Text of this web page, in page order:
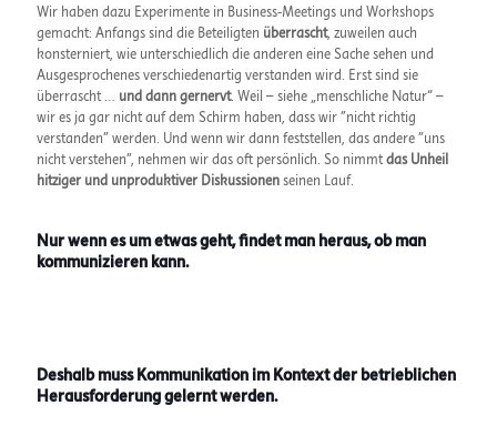
Wir haben dazu Experimente in Business-Meetings und Workshops
gemacht: Anfangs sind die Beteiligten überrascht, zuweilen auch
konsterniert, wie unterschiedlich die anderen eine Sache sehen und
Ausgesprochenes verschiedenartig verstanden wird. Erst sind sie
überrascht … und dann gernervt. Weil – siehe „menschliche Natur“ –
wir es ja gar nicht auf dem Schirm haben, dass wir "nicht richtig
verstanden" werden. Und wenn wir dann feststellen, das andere "uns
nicht verstehen", nehmen wir das oft persönlich. So nimmtdas Unheil
hitziger und unproduktiver Diskussionen seinen Lauf.
Nur wenn es um etwas geht, findet man heraus, ob man
kommunizieren kann.
Deshalb muss Kommunikation im Kontext der betrieblichen
Herausforderung gelernt werden.